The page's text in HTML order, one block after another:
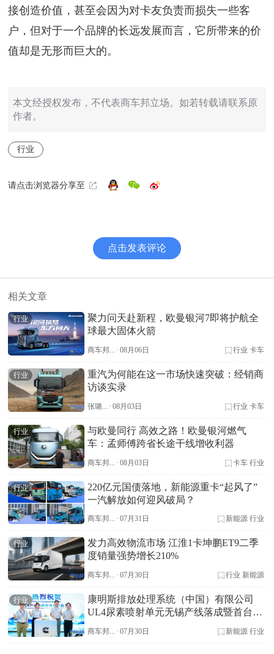
接创造价值，甚至会因为对卡友负责而损失一些客
户，但对于一个品牌的长远发展而言，它所带来的价
值却是无形而巨大的。
本文经授权发布，不代表商车邦立场。如若转载请联系原
作者。
行业
请点击浏览器分享至
点击发表评论
相关文章
行业
聚力问天赴新程，欧曼银河7即将护航全
球最大固体火箭
商车邦... · 08月06日 行业 卡车
行业
重汽为何能在这一市场快速突破：经销商
访谈实录
张璐... · 08月03日 行业 卡车
行业
与欧曼同行 高效之路！欧曼银河燃气
车：孟师傅跨省长途干线增收利器
商车邦... · 08月03日 卡车 行业
行业
220亿元国债落地，新能源重卡“起风了”
一汽解放如何迎风破局？
商车邦... · 07月31日 新能源 行业
行业
发力高效物流市场 江淮1卡坤鹏ET9二季
度销量强势增长210%
商车邦... · 07月30日 行业 新能源
行业
康明斯排放处理系统（中国）有限公司
UL4尿素喷射单元无锡产线落成暨首台产
商车邦... · 07月30日 新能源 行业